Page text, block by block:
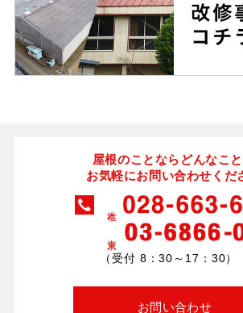
屋根のことならどんなこ
お気軽にお問い合わせくだ
（受付 8：30～17：30）
お問い合わせ